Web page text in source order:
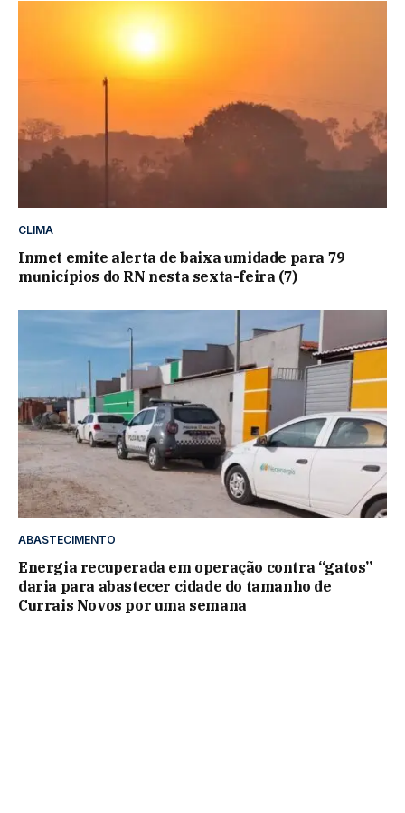
CLIMA
Inmet emite alerta de baixa umidade para 79
municípios do RN nesta sexta-feira (7)
ABASTECIMENTO
Energia recuperada em operação contra “gatos”
daria para abastecer cidade do tamanho de
Currais Novos por uma semana